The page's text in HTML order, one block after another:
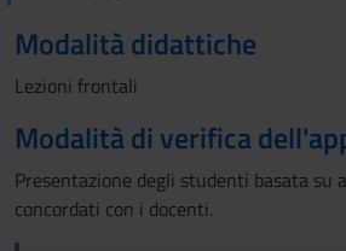
Modalità didattiche
Lezioni frontali
Modalità di verifica
Presentazione degli studenti basata su
concordati con i docenti.